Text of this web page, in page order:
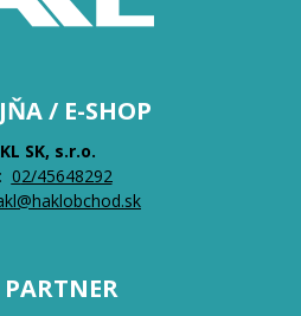
/ E-SHOP
SK, s.r.o.
02/45648292